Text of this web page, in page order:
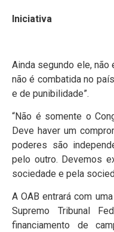
Iniciativa
Ainda segundo ele,
não é combatida no
e de punibilidade”.
“Não é somente o
Deve haver um
poderes são
pelo outro. Devemos
sociedade e pela
A OAB entrará com
Supremo Tribunal
financiamento de